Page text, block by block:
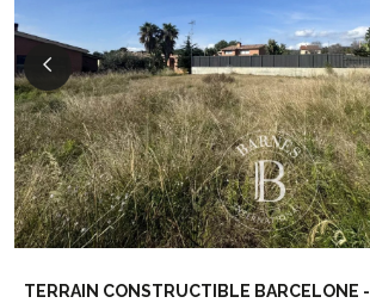
TERRAIN CONSTRUCTIBLE BARCELONE